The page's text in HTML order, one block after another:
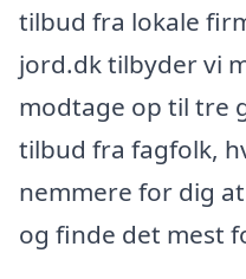
tilbud fra lokale
jord.dk tilbyder vi
modtage op til tre
tilbud fra fagfolk,
nemmere for dig
og finde det mest